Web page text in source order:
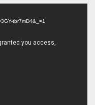
tbr7mD4&_=1